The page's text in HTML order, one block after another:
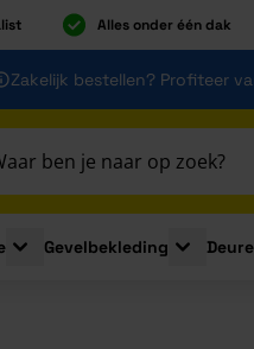
Alles onder één dak
Zakelijk bestellen? Profiteer
for Plaatmaterialen
Toggle submenu for Isolatie
Gevelbekleding
Toggle